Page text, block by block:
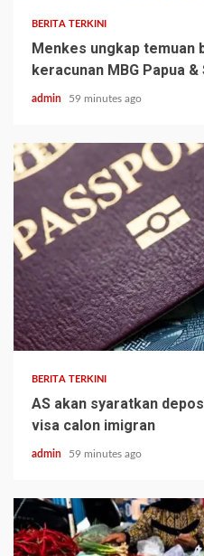
BERITA TERKINI
Menkes ungkap temuan
keracunan MBG Papua &
admin 59 minutes ago
BERITA TERKINI
AS akan syaratkan
visa calon imigran
admin 59 minutes ago